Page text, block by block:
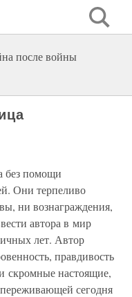
после войны
без помощи
Они терпеливо
ни вознаграждения,
автора в мир
лет. Автор
правдивость
скромные настоящие,
сегодня